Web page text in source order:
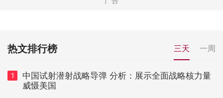
热文排行榜 三天 一周
1
中国试射潜射战略导弹 分析：展示全面战略核力量
威慑美国